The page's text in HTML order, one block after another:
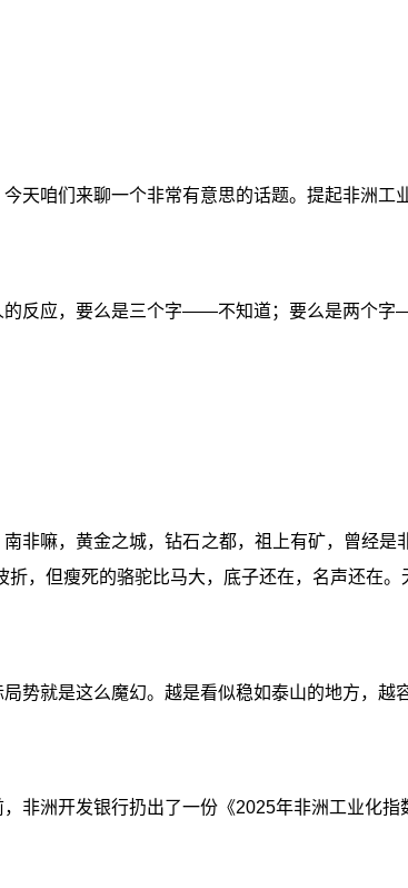
天咱们来聊一个非常有意思的话题。提起非洲工
的反应，要么是三个字——不知道；要么是两个字
非嘛，黄金之城，钻石之都，祖上有矿，曾经是
折，但瘦死的骆驼比马大，底子还在，名声还在
势就是这么魔幻。越是看似稳如泰山的地方，越
，非洲开发银行扔出了一份《2025年非洲工业化